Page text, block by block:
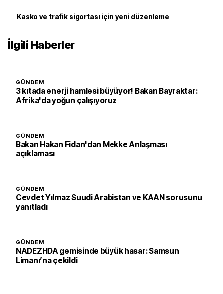
Kasko ve trafik sigortası için yeni düzenleme
İlgili Haberler
GÜNDEM
3 kıtada enerji hamlesi büyüyor! Bakan Bayraktar:
Afrika'da yoğun çalışıyoruz
GÜNDEM
Bakan Hakan Fidan'dan Mekke Anlaşması
açıklaması
GÜNDEM
Cevdet Yılmaz Suudi Arabistan ve KAAN sorusunu
yanıtladı
GÜNDEM
NADEZHDA gemisinde büyük hasar: Samsun
Limanı’na çekildi